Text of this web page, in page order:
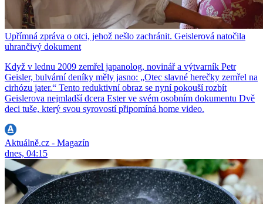
Upřímná zpráva o otci, jehož nešlo zachránit. Geislerová natočila
uhrančivý dokument
Když v lednu 2009 zemřel japanolog, novinář a výtvarník Petr
Geisler, bulvární deníky měly jasno: „Otec slavné herečky zemřel na
cirhózu jater.“ Tento reduktivní obraz se nyní pokouší rozbít
Geislerova nejmladší dcera Ester ve svém osobním dokumentu Dvě
deci tuše, který svou syrovostí připomíná home video.
Aktuálně.cz - Magazín
dnes, 04:15